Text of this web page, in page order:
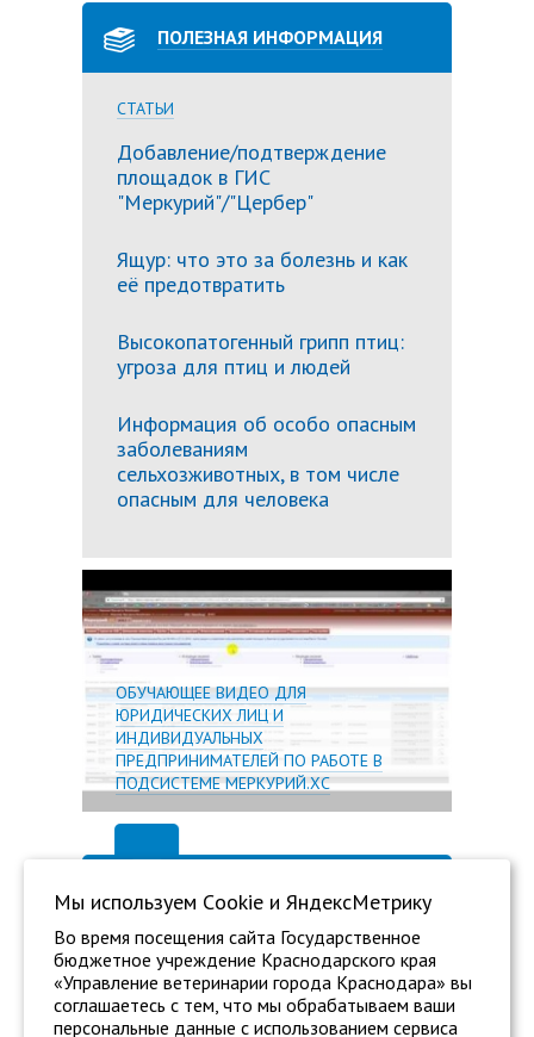
ПОЛЕЗНАЯ ИНФОРМАЦИЯ
СТАТЬИ
Добавление/подтверждение
площадок в ГИС
"Меркурий"/"Цербер"
Ящур: что это за болезнь и как
её предотвратить
Высокопатогенный грипп птиц:
угроза для птиц и людей
Информация об особо опасным
заболеваниям
сельхозживотных, в том числе
опасным для человека
ОБУЧАЮЩЕЕ ВИДЕО ДЛЯ
ЮРИДИЧЕСКИХ ЛИЦ И
ИНДИВИДУАЛЬНЫХ
ПРЕДПРИНИМАТЕЛЕЙ ПО РАБОТЕ В
ПОДСИСТЕМЕ МЕРКУРИЙ.ХС
Мы используем Сookie и ЯндексМетрику
Во время посещения сайта Государственное
бюджетное учреждение Краснодарского края
«Управление ветеринарии города Краснодара» вы
соглашаетесь с тем, что мы обрабатываем ваши
персональные данные с использованием сервиса